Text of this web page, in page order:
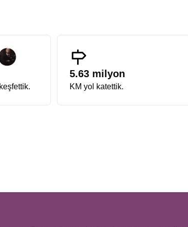
5.63 milyon
KM yol katettik.